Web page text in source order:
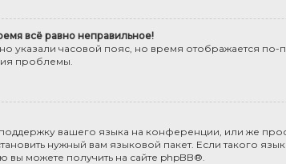
всё равно неправильное!
указали часовой пояс, но время отображается
проблемы.
вашего языка на конференции, или же
нужный вам языковой пакет. Если такого
можете получить на сайте phpBB®.